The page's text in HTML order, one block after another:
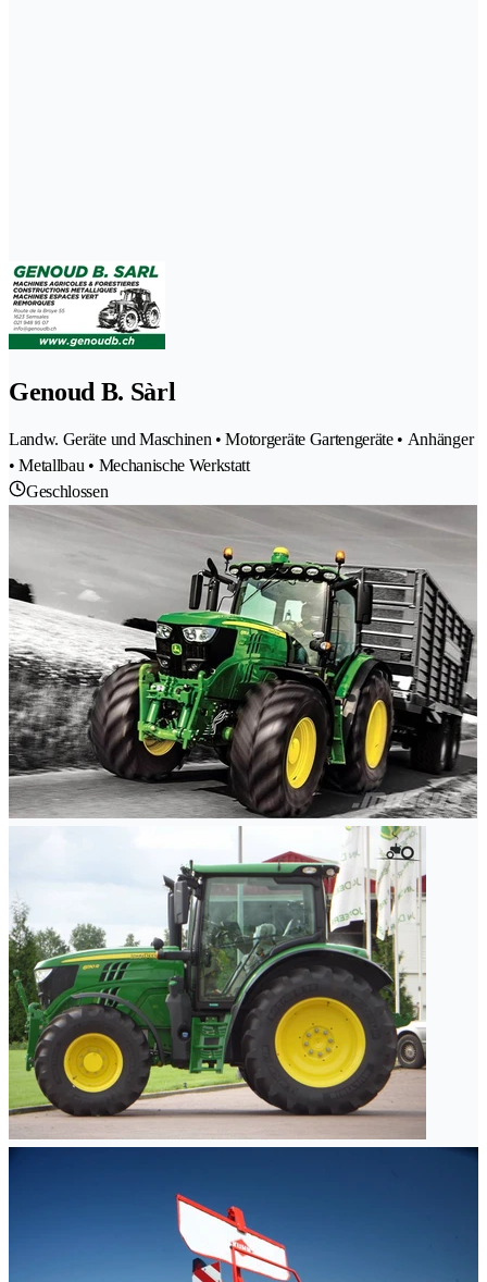
Genoud B. Sàrl
Landw. Geräte und Maschinen • Motorgeräte Gartengeräte • Anhänger
• Metallbau • Mechanische Werkstatt
Geschlossen